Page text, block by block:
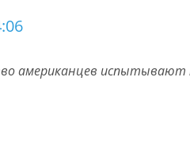
американцев испытывают